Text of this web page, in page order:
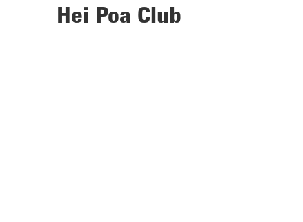
Hei Poa Club